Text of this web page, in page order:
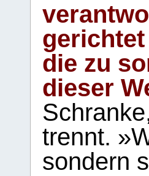
die zu
dieser
trennt.
sondern